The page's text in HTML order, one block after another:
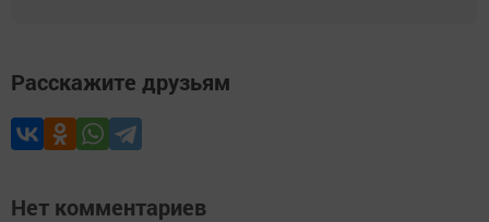
Расскажите друзьям
Нет комментариев